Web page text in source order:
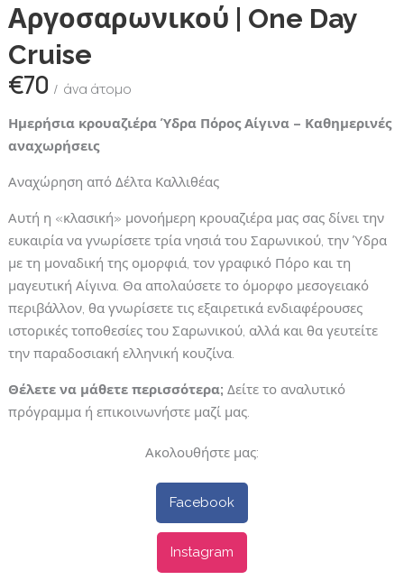
Αργοσαρωνικού | One Day
Cruise
€70 άνα άτομο
Ημερήσια κρουαζιέρα Ύδρα Πόρος Αίγινα – Καθημερινές
αναχωρήσεις
Αναχώρηση από Δέλτα Καλλιθέας
Αυτή η «κλασική» μονοήμερη κρουαζιέρα μας σας δίνει την
ευκαιρία να γνωρίσετε τρία νησιά του Σαρωνικού, την Ύδρα
με τη μοναδική της ομορφιά, τον γραφικό Πόρο και τη
μαγευτική Αίγινα. Θα απολαύσετε το όμορφο μεσογειακό
περιβάλλον, θα γνωρίσετε τις εξαιρετικά ενδιαφέρουσες
ιστορικές τοποθεσίες του Σαρωνικού, αλλά και θα γευτείτε
την παραδοσιακή ελληνική κουζίνα.
Θέλετε να μάθετε περισσότερα; Δείτε το αναλυτικό
πρόγραμμα ή επικοινωνήστε μαζί μας.
Ακολουθήστε μας:
Facebook
Instagram